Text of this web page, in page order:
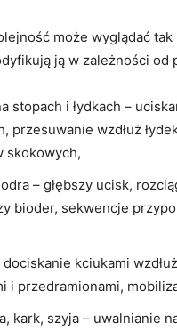
może wyglądać tak
ją w zależności od
stopach i łydkach –
przesuwanie wzdłuż
skokowych,
– głębszy ucisk,
bioder, sekwencje
dociskanie kciukami
i przedramionami,
kark, szyja – uwalnianie